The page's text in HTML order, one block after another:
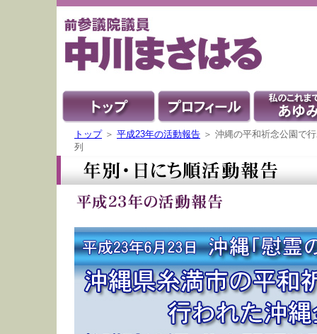
トップ＞ 平成23年の活動報告 ＞ 沖縄の平和祈念公園で
列